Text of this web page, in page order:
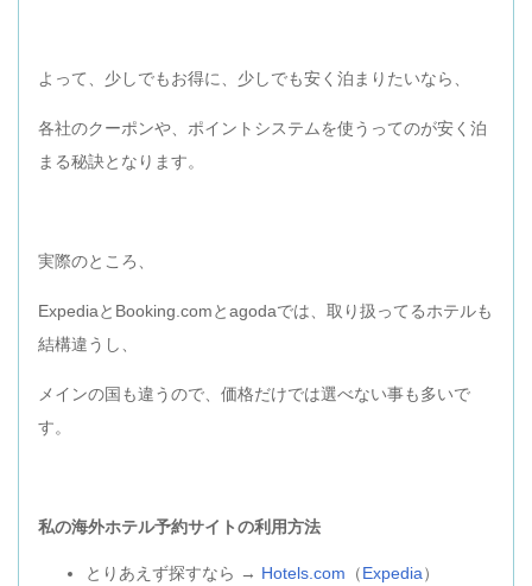
よって、少しでもお得に、少しでも安く泊まりたいなら、
各社のクーポンや、ポイントシステムを使うってのが安く泊
まる秘訣となります。
実際のところ、
ExpediaとBooking.comとagodaでは、取り扱ってるホテルも
結構違うし、
メインの国も違うので、価格だけでは選べない事も多いで
す。
私の海外ホテル予約サイトの利用方法
とりあえず探すなら → Hotels.com （Expedia）